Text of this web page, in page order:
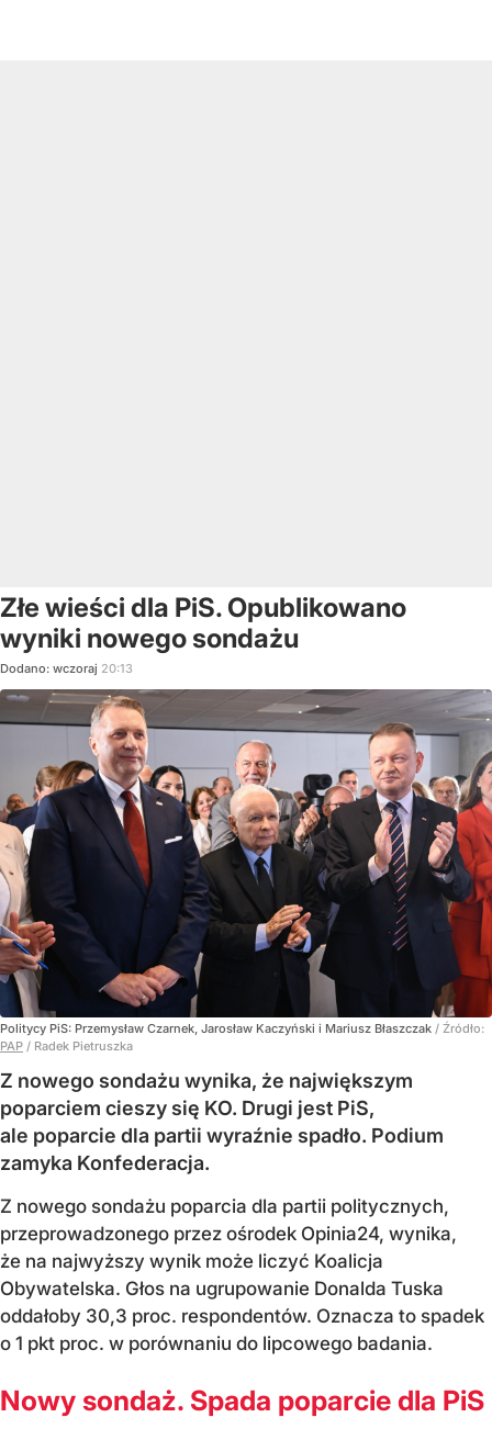
Złe wieści dla PiS. Opublikowano
wyniki nowego sondażu
Dodano: wczoraj 20:13
Politycy PiS: Przemysław Czarnek, Jarosław Kaczyński i Mariusz Błaszczak / Źródło:
PAP / Radek Pietruszka
Z nowego sondażu wynika, że największym
poparciem cieszy się KO. Drugi jest PiS,
ale poparcie dla partii wyraźnie spadło. Podium
zamyka Konfederacja.
Z nowego sondażu poparcia dla partii politycznych,
przeprowadzonego przez ośrodek Opinia24, wynika,
że na najwyższy wynik może liczyć Koalicja
Obywatelska. Głos na ugrupowanie Donalda Tuska
oddałoby 30,3 proc. respondentów. Oznacza to spadek
o 1 pkt proc. w porównaniu do lipcowego badania.
Nowy sondaż. Spada poparcie dla PiS